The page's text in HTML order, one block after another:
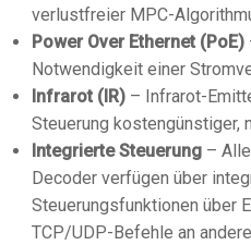
verlustfreier MPC-
Power Over Ethernet (PoE)
Notwendigkeit einer
Infrarot (IR) – Infrarot-
Steuerung kostengünstiger,
Integrierte Steuerung –
Decoder verfügen über
Steuerungsfunktionen über
TCP/UDP-Befehle an